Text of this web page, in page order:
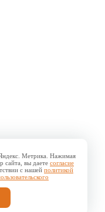
Метрика. Нажимая
вы даете согласие
с нашей политикой